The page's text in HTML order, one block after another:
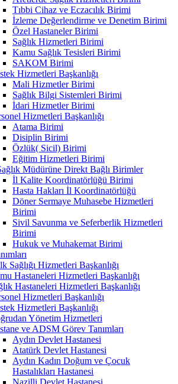
Tıbbi Cihaz ve Eczacılık Birimi
İzleme Değerlendirme ve Denetim Birimi
Özel Hastaneler Birimi
Sağlık Hizmetleri Birimi
Kamu Sağlık Tesisleri Birimi
SAKOM Birimi
Hizmetleri Başkanlığı
Mali Hizmetler Birimi
Sağlık Bilgi Sistemleri Birimi
İdari Hizmetler Birimi
Hizmetleri Başkanlığı
Atama Birimi
Disiplin Birimi
Özlük( Sicil) Birimi
Eğitim Hizmetleri Birimi
Müdürüne Direkt Bağlı Birimler
İl Kalite Koordinatörlüğü Birimi
Hasta Hakları İl Koordinatörlüğü
Döner Sermaye Muhasebe Hizmetleri
Birimi
Sivil Savunma ve Seferberlik Hizmetleri
Birimi
Hukuk ve Muhakemat Birimi
Sağlığı Hizmetleri Başkanlığı
Hastaneleri Hizmetleri Başkanlığı
Hastaneleri Hizmetleri Başkanlığı
Hizmetleri Başkanlığı
Hizmetleri Başkanlığı
Yönetim Hizmetleri
ve ADSM Görev Tanımları
Aydın Devlet Hastanesi
Atatürk Devlet Hastanesi
Aydın Kadın Doğum ve Çocuk
Hastalıkları Hastanesi
Nazilli Devlet Hastanesi